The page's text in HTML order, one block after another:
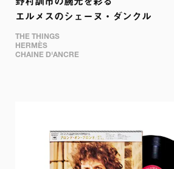
野村訓市の腕元を彩る
エルメスのシェーヌ・ダンクル
THE THINGS
HERMÈS
CHAINE D'ANCRE